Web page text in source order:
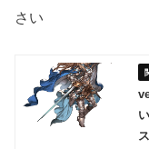
さい